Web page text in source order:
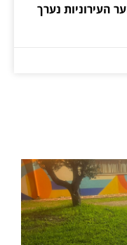
העירוניות נערך